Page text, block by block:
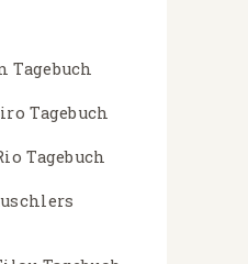
Tagebuch
Tagebuch
Tagebuch